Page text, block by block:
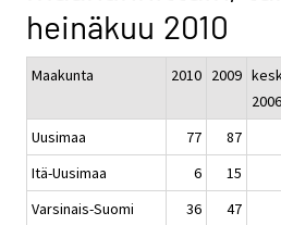
heinäkuu 2010
Maakunta 2010 2009
Uusimaa
77 87
Itä-Uusimaa
6 15
Varsinais-Suomi
36 47